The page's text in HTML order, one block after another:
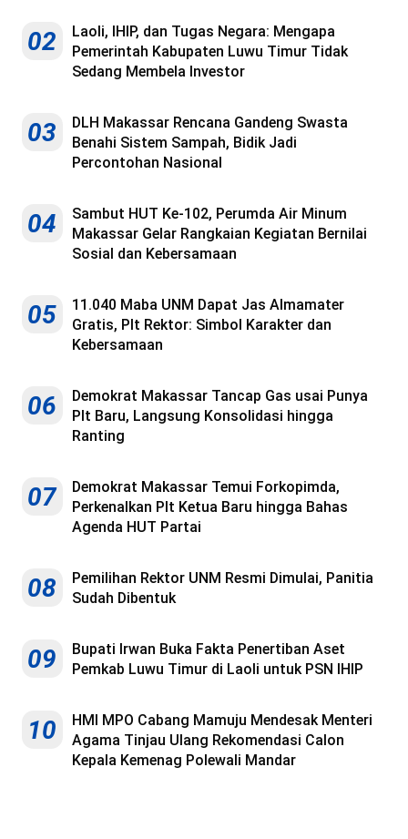
02
Laoli, IHIP, dan Tugas Negara: Mengapa
Pemerintah Kabupaten Luwu Timur Tidak
Sedang Membela Investor
03
DLH Makassar Rencana Gandeng Swasta
Benahi Sistem Sampah, Bidik Jadi
Percontohan Nasional
04
Sambut HUT Ke-102, Perumda Air Minum
Makassar Gelar Rangkaian Kegiatan Bernilai
Sosial dan Kebersamaan
05
11.040 Maba UNM Dapat Jas Almamater
Gratis, Plt Rektor: Simbol Karakter dan
Kebersamaan
06
Demokrat Makassar Tancap Gas usai Punya
Plt Baru, Langsung Konsolidasi hingga
Ranting
07
Demokrat Makassar Temui Forkopimda,
Perkenalkan Plt Ketua Baru hingga Bahas
Agenda HUT Partai
08
Pemilihan Rektor UNM Resmi Dimulai, Panitia
Sudah Dibentuk
09
Bupati Irwan Buka Fakta Penertiban Aset
Pemkab Luwu Timur di Laoli untuk PSN IHIP
10
HMI MPO Cabang Mamuju Mendesak Menteri
Agama Tinjau Ulang Rekomendasi Calon
Kepala Kemenag Polewali Mandar